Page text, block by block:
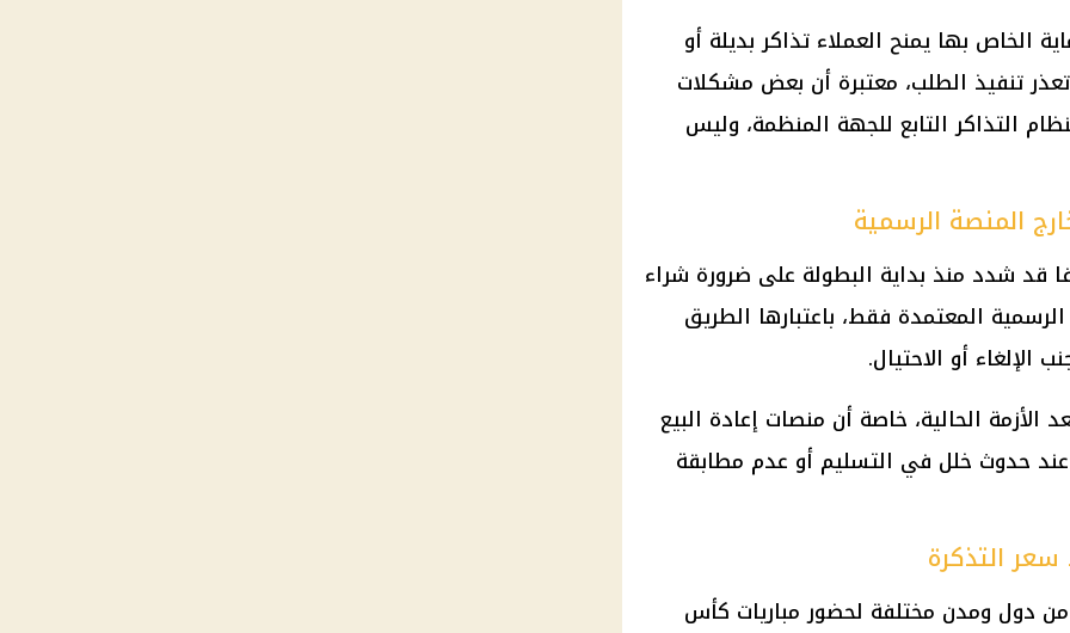
الخاص بها يمنح العملاء تذاكر بديلة أو
تعذر تنفيذ الطلب، معتبرة أن بعض مشكلات
التذاكر التابع للجهة المنظمة، وليس
المنصة الرسمية
قد شدد منذ بداية البطولة على ضرورة شراء
المعتمدة فقط، باعتبارها الطريق
الإلغاء أو الاحتيال.
الحالية، خاصة أن منصات إعادة البيع
حدوث خلل في التسليم أو عدم مطابقة
التذكرة
دول ومدن مختلفة لحضور مباريات كأس